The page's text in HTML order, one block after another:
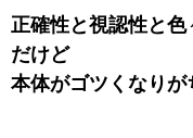
正確性と視認性と
だけど
本体がゴツくなりが